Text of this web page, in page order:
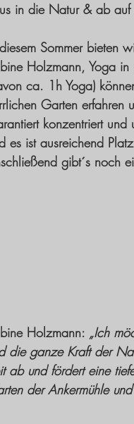
in die Natur & ab
Sommer bieten
Holzmann, Yoga
ca. 1h Yoga)
Garten erfahren
konzentriert und
es ist ausreichend
gibt´s noch
Holzmann: „Ich
die ganze Kraft der
ab und fördert eine
der Ankermühle